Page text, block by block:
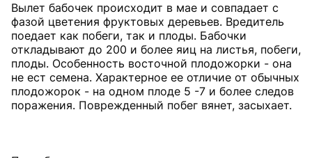
Вылет бабочек происходит в мае и совпадает с
фазой цветения фруктовых деревьев. Вредитель
поедает как побеги, так и плоды. Бабочки
откладывают до 200 и более яиц на листья, побеги,
плоды. Особенность восточной плодожорки - она
не ест семена. Характерное ее отличие от обычных
плодожорок - на одном плоде 5 -7 и более следов
поражения. Поврежденный побег вянет, засыхает.